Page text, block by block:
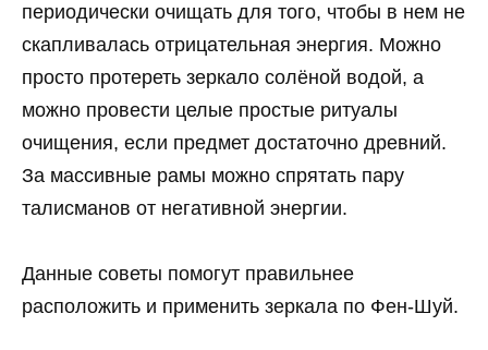
периодически очищать для того, чтобы в нем не
скапливалась отрицательная энергия. Можно
просто протереть зеркало солёной водой, а
можно провести целые простые ритуалы
очищения, если предмет достаточно древний.
За массивные рамы можно спрятать пару
талисманов от негативной энергии.
Данные советы помогут правильнее
расположить и применить зеркала по Фен-Шуй.